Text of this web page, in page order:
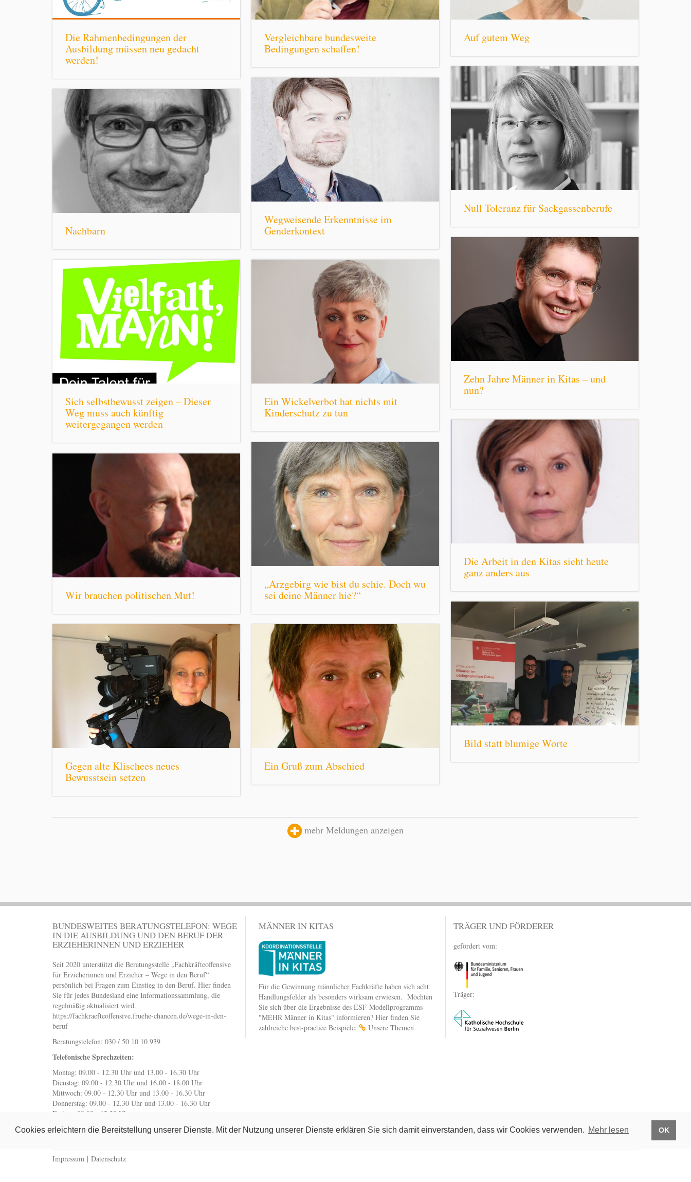
Cookies erleichtern die Bereitstellung unserer Dienste. Mit der Nutzung unserer Dienste erklären Sie sich damit einverstanden, dass wir Cookies verwenden. Mehr lesen OK
Die Rahmenbedingungen der
Ausbildung müssen neu gedacht
werden!
Vergleichbare bundesweite
Bedingungen schaffen!
Auf gutem Weg
Null Toleranz für Sackgassenberufe
Wegweisende Erkenntnisse im
Genderkontext
Nachbarn
Zehn Jahre Männer in Kitas – und
nun?
Sich selbstbewusst zeigen – Dieser
Weg muss auch künftig
weitergegangen werden
Ein Wickelverbot hat nichts mit
Kinderschutz zu tun
Die Arbeit in den Kitas sieht heute
ganz anders aus
„Arzgebirg wie bist du schie. Doch wu
sei deine Männer hie?“
Wir brauchen politischen Mut!
Bild statt blumige Worte
Gegen alte Klischees neues
Bewusstsein setzen
Ein Gruß zum Abschied
mehr Meldungen anzeigen
BUNDESWEITES BERATUNGSTELEFON: WEGE
IN DIE AUSBILDUNG UND DEN BERUF DER
ERZIEHERINNEN UND ERZIEHER
Seit 2020 unterstützt die Beratungsstelle „Fachkräfteoffensive
für Erzieherinnen und Erzieher – Wege in den Beruf“
persönlich bei Fragen zum Einstieg in den Beruf. Hier finden
Sie für jedes Bundesland eine Informationssammlung, die
regelmäßig aktualisiert wird.
https://fachkraefteoffensive.fruehe-chancen.de/wege-in-den-
beruf
Beratungstelefon: 030 / 50 10 10 939
Telefonische Sprechzeiten:
Montag: 09.00 - 12.30 Uhr und 13.00 - 16.30 Uhr
Dienstag: 09.00 - 12.30 Uhr und 16.00 - 18.00 Uhr
Mittwoch: 09.00 - 12.30 Uhr und 13.00 - 16.30 Uhr
Donnerstag: 09.00 - 12.30 Uhr und 13.00 - 16.30 Uhr
Freitag: 09.00 - 12.30 Uhr
wegeindenberuf@fruehe-chancen.de
MÄNNER IN KITAS
Für die Gewinnung männlicher Fachkräfte haben sich acht
Handlungsfelder als besonders wirksam erwiesen. Möchten
Sie sich über die Ergebnisse des ESF-Modellprogramms
"MEHR Männer in Kitas" informieren? Hier finden Sie
zahlreiche best-practice Beispiele:
Unsere Themen
TRÄGER UND FÖRDERER
gefördert vom:
Träger:
Impressum | Datenschutz